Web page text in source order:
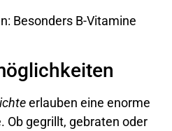
Besonders B-Vitamine
erlauben eine enorme
Ob gegrillt, gebraten oder